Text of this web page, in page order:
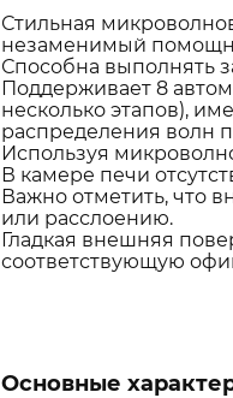
Стильная
незаменимый
Способна выполнять
Поддерживает 8
несколько этапов),
распределения волн
Используя
В камере печи
Важно отметить, что
или расслоению.
Гладкая внешняя
соответствующую
Основные